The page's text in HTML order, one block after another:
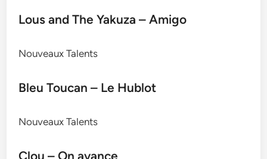
Lous and The Yakuza – Amigo
Nouveaux Talents
Bleu Toucan – Le Hublot
Nouveaux Talents
Clou – On avance